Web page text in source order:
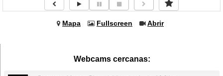
Mapa Fullscreen Abrir
Webcams cercanas: